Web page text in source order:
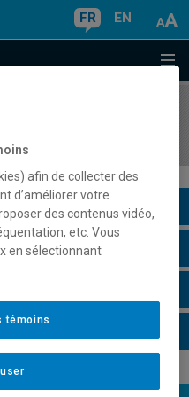
FR EN
afin de collecter des
d’améliorer votre
des contenus vidéo,
etc. Vous
en sélectionnant
témoins